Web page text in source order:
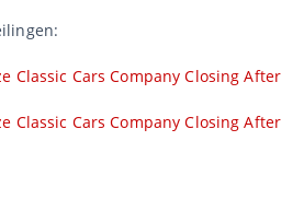
Classic Cars Company Closing After
Classic Cars Company Closing After